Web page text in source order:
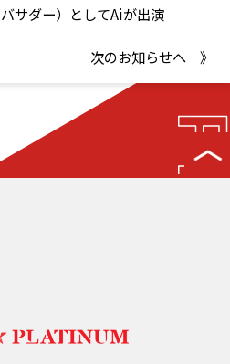
サダー）としてAiが出演
次のお知らせへ 》